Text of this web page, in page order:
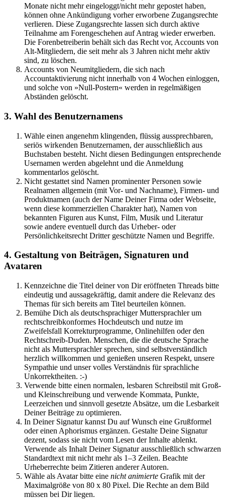
Monate nicht mehr eingeloggt/nicht mehr gepostet haben,
können ohne Ankündigung vorher erworbene Zugangsrechte
verlieren. Diese Zugangsrechte lassen sich durch aktive
Teilnahme am Forengeschehen auf Antrag wieder erwerben.
Die Forenbetreiberin behält sich das Recht vor, Accounts von
Alt-Mitgliedern, die seit mehr als 3 Jahren nicht mehr aktiv
sind, zu löschen.
Accounts von Neumitgliedern, die sich nach
Accountaktivierung nicht innerhalb von 4 Wochen einloggen,
und solche von »Null-Postern« werden in regelmäßigen
Abständen gelöscht.
3. Wahl des Benutzernamens
Wähle einen angenehm klingenden, flüssig aussprechbaren,
seriös wirkenden Benutzernamen, der ausschließlich aus
Buchstaben besteht. Nicht diesen Bedingungen entsprechende
Usernamen werden abgelehnt und die Anmeldung
kommentarlos gelöscht.
Nicht gestattet sind Namen prominenter Personen sowie
Realnamen allgemein (mit Vor- und Nachname), Firmen- und
Produktnamen (auch der Name Deiner Firma oder Webseite,
wenn diese kommerziellen Charakter hat), Namen von
bekannten Figuren aus Kunst, Film, Musik und Literatur
sowie andere eventuell durch das Urheber- oder
Persönlichkeitsrecht Dritter geschützte Namen und Begriffe.
4. Gestaltung von Beiträgen, Signaturen und
Avataren
Kennzeichne die Titel deiner von Dir eröffneten Threads bitte
eindeutig und aussagekräftig, damit andere die Relevanz des
Themas für sich bereits am Titel beurteilen können.
Bemühe Dich als deutschsprachiger Muttersprachler um
rechtschreibkonformes Hochdeutsch und nutze im
Zweifelsfall Korrekturprogramme, Onlinehilfen oder den
Rechtschreib-Duden. Menschen, die die deutsche Sprache
nicht als Muttersprachler sprechen, sind selbstverständlich
herzlich willkommen und genießen unseren Respekt, unsere
Sympathie und unser volles Verständnis für sprachliche
Unkorrektheiten. :-)
Verwende bitte einen normalen, lesbaren Schreibstil mit Groß-
und Kleinschreibung und verwende Kommata, Punkte,
Leerzeichen und sinnvoll gesetzte Absätze, um die Lesbarkeit
Deiner Beiträge zu optimieren.
In Deiner Signatur kannst Du auf Wunsch eine Grußformel
oder einen Aphorismus ergänzen. Gestalte Deine Signatur
dezent, sodass sie nicht vom Lesen der Inhalte ablenkt.
Verwende als Inhalt Deiner Signatur ausschließlich schwarzen
Standardtext mit nicht mehr als 1–3 Zeilen. Beachte
Urheberrechte beim Zitieren anderer Autoren.
Wähle als Avatar bitte eine nicht animierte Grafik mit der
Maximalgröße von 80 x 80 Pixel. Die Rechte an dem Bild
müssen bei Dir liegen.